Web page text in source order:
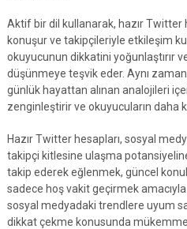
Aktif bir dil kullanarak, hazır Twitter
konuşur ve takipçileriyle etkileşim
okuyucunun dikkatini yoğunlaştırır
düşünmeye teşvik eder. Aynı
günlük hayattan alınan analojileri
zenginleştirir ve okuyucuların daha
Hazır Twitter hesapları, sosyal
takipçi kitlesine ulaşma
takip ederek eğlenmek, güncel
sadece hoş vakit geçirmek amacıyla
sosyal medyadaki trendlere uyum
dikkat çekme konusunda